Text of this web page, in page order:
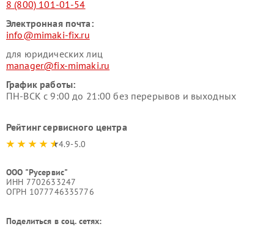
8 (800) 101-01-54
Электронная почта:
info@mimaki-fix.ru
для юридических лиц
manager@fix-mimaki.ru
График работы:
ПН-ВСК с 9:00 до 21:00 без перерывов и выходных
Рейтинг сервисного центра
4.9-5.0
ООО "Русервис"
ИНН 7702633247
ОГРН 1077746335776
Поделиться в соц. сетях: